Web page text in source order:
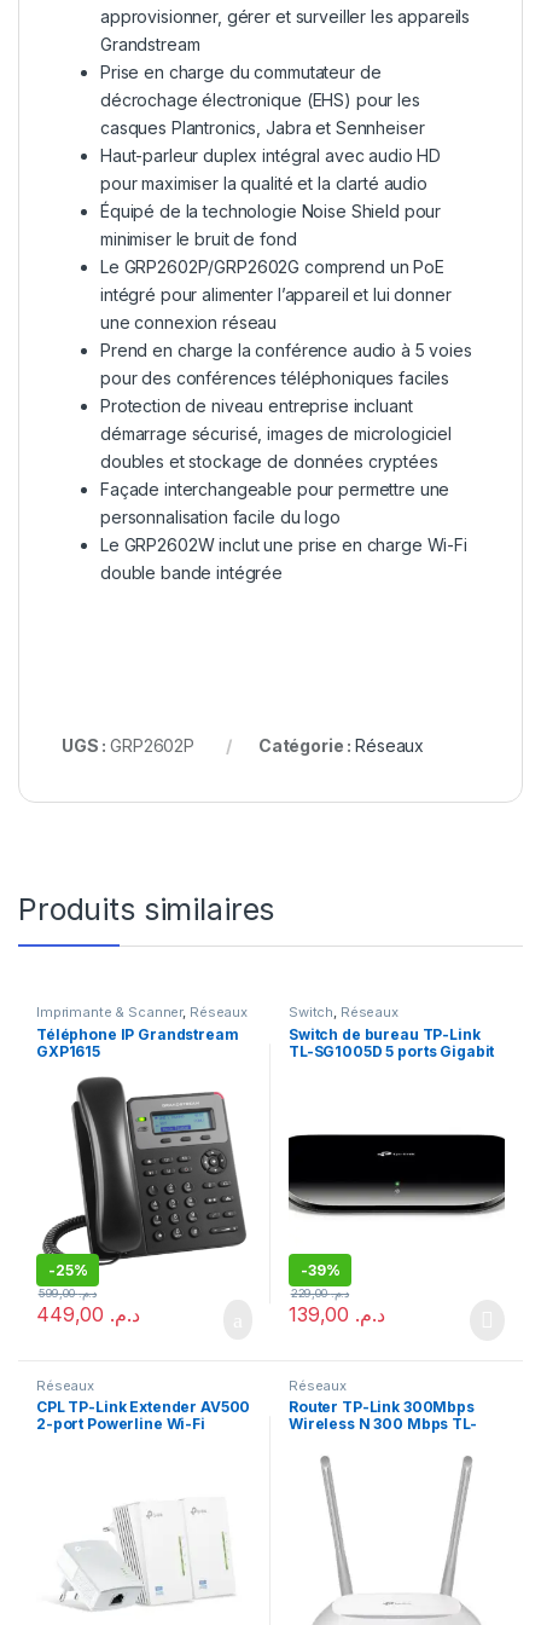
approvisionner, gérer et surveiller les appareils
Grandstream
Prise en charge du commutateur de
décrochage électronique (EHS) pour les
casques Plantronics, Jabra et Sennheiser
Haut-parleur duplex intégral avec audio HD
pour maximiser la qualité et la clarté audio
Équipé de la technologie Noise Shield pour
minimiser le bruit de fond
Le GRP2602P/GRP2602G comprend un PoE
intégré pour alimenter l’appareil et lui donner
une connexion réseau
Prend en charge la conférence audio à 5 voies
pour des conférences téléphoniques faciles
Protection de niveau entreprise incluant
démarrage sécurisé, images de micrologiciel
doubles et stockage de données cryptées
Façade interchangeable pour permettre une
personnalisation facile du logo
Le GRP2602W inclut une prise en charge Wi-Fi
double bande intégrée
UGS :GRP2602P Catégorie :Réseaux
Produits similaires
Imprimante & Scanner, Réseaux
Téléphone IP Grandstream
GXP1615
-25%
د.م.
د.م.599,00
Switch Réseaux
Switch de bureau TP-Link
TL-SG1005D 5 ports Gigabit
-39%
د.م.
د.م.229,00
Réseaux
CPL TP-Link Extender AV500
2-port Powerline Wi-Fi
Réseaux
Router TP-Link 300Mbps
Wireless N 300 Mbps TL-